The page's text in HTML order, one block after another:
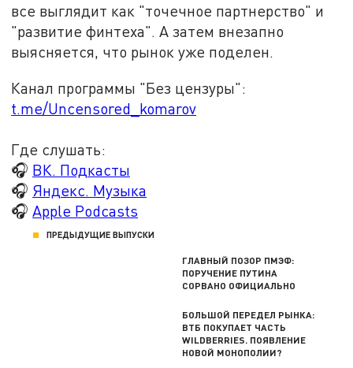
все выглядит как "точечное партнерство" и
"развитие финтеха". А затем внезапно
выясняется, что рынок уже поделен.
Канал программы "Без цензуры":
t.me/Uncensored_komarov
Где слушать:
🎧 ВК. Подкасты
🎧 Яндекс. Музыка
🎧 Apple Podcasts
ПРЕДЫДУЩИЕ ВЫПУСКИ
ГЛАВНЫЙ ПОЗОР ПМЭФ:
ПОРУЧЕНИЕ ПУТИНА
СОРВАНО ОФИЦИАЛЬНО
БОЛЬШОЙ ПЕРЕДЕЛ РЫНКА:
ВТБ ПОКУПАЕТ ЧАСТЬ
WILDBERRIES. ПОЯВЛЕНИЕ
НОВОЙ МОНОПОЛИИ?